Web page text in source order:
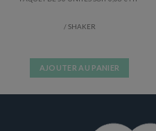
/ SHAKER
AJOUTER AU PANIER